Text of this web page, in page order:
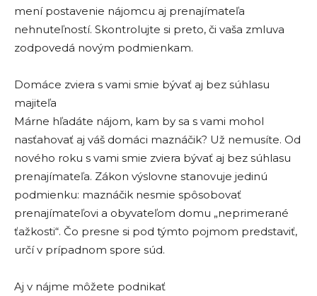
mení postavenie nájomcu aj prenajímateľa
nehnuteľností. Skontrolujte si preto, či vaša zmluva
zodpovedá novým podmienkam.
Domáce zviera s vami smie bývať aj bez súhlasu
majiteľa
Márne hľadáte nájom, kam by sa s vami mohol
nasťahovať aj váš domáci maznáčik? Už nemusíte. Od
nového roku s vami smie zviera bývať aj bez súhlasu
prenajímateľa. Zákon výslovne stanovuje jedinú
podmienku: maznáčik nesmie spôsobovať
prenajímateľovi a obyvateľom domu „neprimerané
ťažkosti“. Čo presne si pod týmto pojmom predstaviť,
určí v prípadnom spore súd.
Aj v nájme môžete podnikať